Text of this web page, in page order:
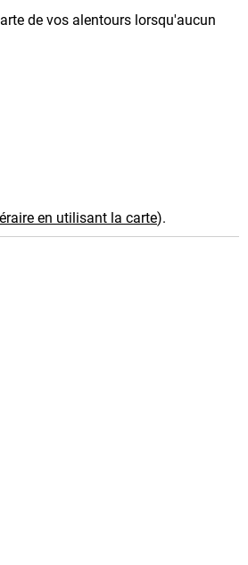
de vos alentours lorsqu'aucun
en utilisant la carte).